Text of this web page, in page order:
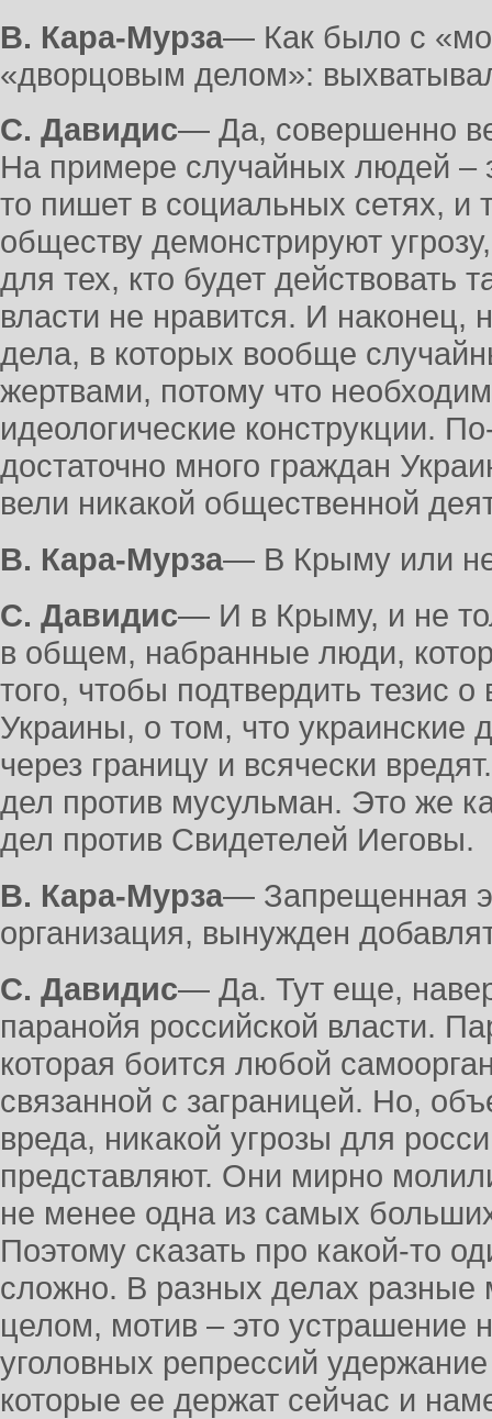
В. Кара-Мурза― Как было с
«дворцовым делом»:
С. Давидис― Да, совершенно
На примере случайных людей –
то пишет в социальных сетях, и
обществу демонстрируют
для тех, кто будет действовать
власти не нравится. И наконец,
дела, в которых вообще
жертвами, потому что
идеологические конструкции.
достаточно много граждан
вели никакой общественной
В. Кара-Мурза― В Крыму или не
С. Давидис― И в Крыму, и не
в общем, набранные люди,
того, чтобы подтвердить тезис
Украины, о том, что украинские
через границу и всячески
дел против мусульман. Это же
дел против Свидетелей Иеговы.
В. Кара-Мурза― Запрещенная
организация, вынужден
С. Давидис― Да. Тут еще,
паранойя российской власти.
которая боится любой
связанной с заграницей. Но,
вреда, никакой угрозы для
представляют. Они мирно
не менее одна из самых
Поэтому сказать про какой-то
сложно. В разных делах
целом, мотив – это устрашение
уголовных репрессий
которые ее держат сейчас и